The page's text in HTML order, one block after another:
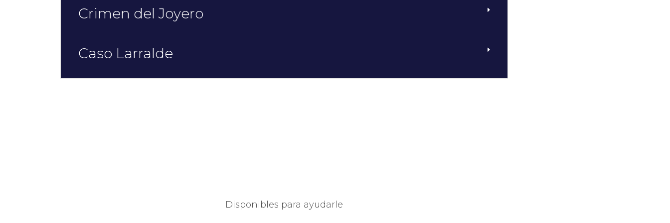
Crimen del Joyero
Caso Larralde
Disponibles para ayudarle